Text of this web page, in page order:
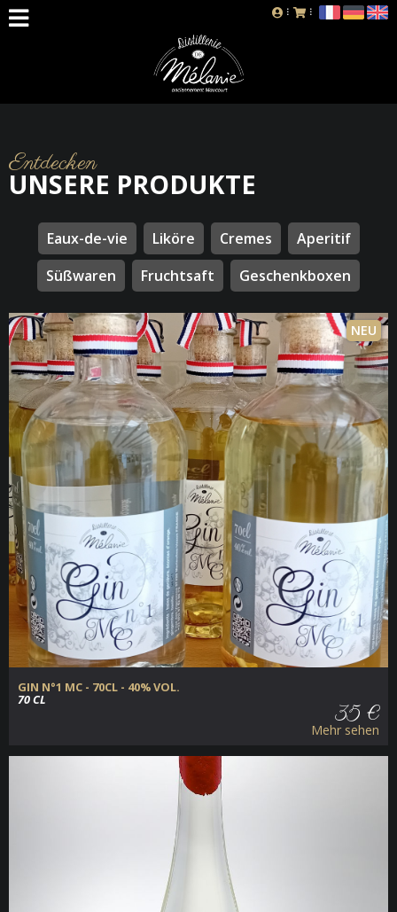
Entdecken
UNSERE PRODUKTE
Eaux-de-vie Liköre Cremes
Aperitif
Süßwaren
Fruchtsaft Geschenkboxen
NEU
GIN N°1 MC - 70CL - 40% VOL.
70 CL
35 €
Mehr sehen